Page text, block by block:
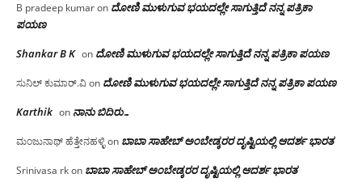
B pradeep kumaron ದೋಣಿ ಮುಳುಗುವ ಭಯದಲ್ಲೇ ಸಾಗುತ್ತಿದೆ ನನ್ನ ಪತ್ರಿಕಾ
ಪಯಣ
Shankar B K on ದೋಣಿ ಮುಳುಗುವ ಭಯದಲ್ಲೇ ಸಾಗುತ್ತಿದೆ ನನ್ನ ಪತ್ರಿಕಾ ಪಯಣ
ಸುನಿಲ್ ಕುಮಾರ್.ವಿon ದೋಣಿ ಮುಳುಗುವ ಭಯದಲ್ಲೇ ಸಾಗುತ್ತಿದೆ ನನ್ನ ಪತ್ರಿಕಾ ಪಯಣ
Karthik on ನಾನು ಬಿದಿರು…
ಮಂಜುನಾಥ್ ಹೆತ್ತೇನಹಳ್ಳಿon ಬಾಬಾ ಸಾಹೇಬ್ ಅಂಬೇಡ್ಕರರ ದೃಷ್ಟಿಯಲ್ಲಿ ಆದರ್ಶ ಭಾರತ
Srinivasa rkon ಬಾಬಾ ಸಾಹೇಬ್ ಅಂಬೇಡ್ಕರರ ದೃಷ್ಟಿಯಲ್ಲಿ ಆದರ್ಶ ಭಾರತ